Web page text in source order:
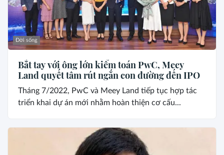
Đời sống
Bắt tay với ông lớn kiểm toán PwC, Meey
Land quyết tâm rút ngắn con đường đến IPO
Tháng 7/2022, PwC và Meey Land tiếp tục hợp tác
triển khai dự án mới nhằm hoàn thiện cơ cấu...